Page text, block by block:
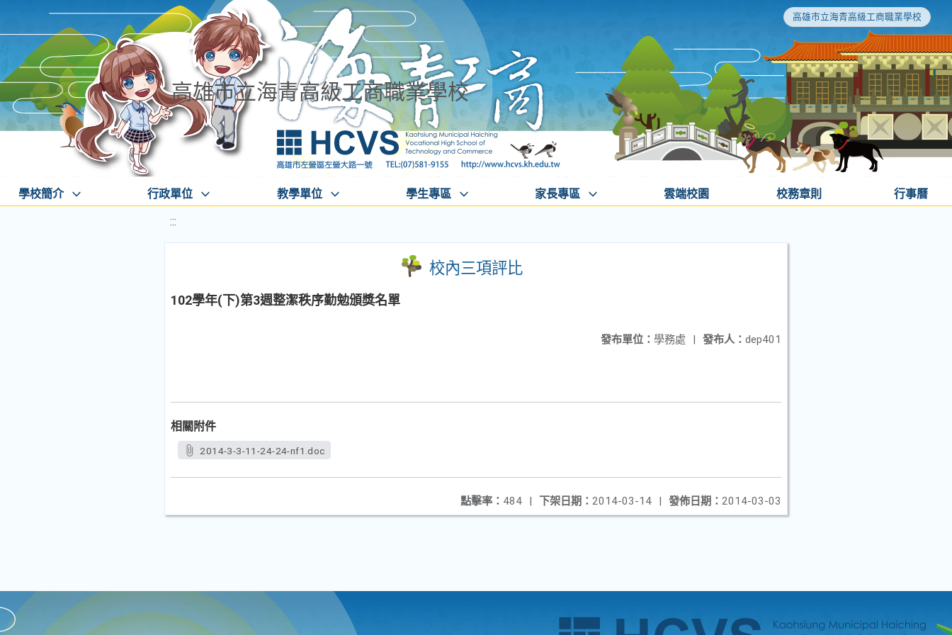
高雄市立海青高級工商職業學校
高雄市立海青高級工商職業學校
學校簡介 行政單位 教學單位 學生專區 家長專區 雲端校園 校務章則 行事曆
:::
校內三項評比
102學年(下)第3週整潔秩序勤勉頒獎名單
發布人： dep401
發布單位： 學務處 |
相關附件
2014-3-3-11-24-24-nf1.doc
發佈日期： 2014-03-03
下架日期： 2014-03-14 |
點擊率： 484 |